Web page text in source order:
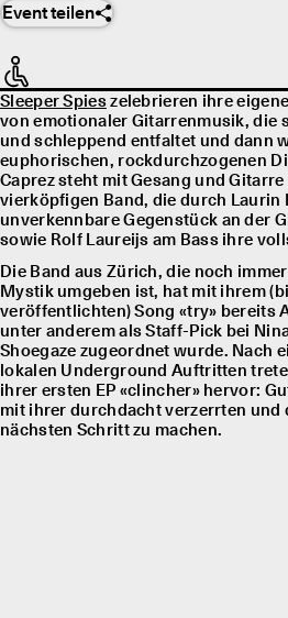
Event teilen
Sleeper Spieszelebrieren ihre
von emotionaler Gitarrenmusik, die
und schleppend entfaltet und dann
euphorischen, rockdurchzogenen
Caprez steht mit Gesang und
vierköpfigen Band, die durch Laurin
unverkennbare Gegenstück an der
sowie Rolf Laureĳs am Bass ihre
Die Band aus Zürich, die noch
Mystik umgeben ist, hat mit ihrem
veröffentlichten) Song «try» bereits
unter anderem als Staff-Pick bei
Shoegaze zugeordnet wurde. Nach
lokalen Underground Auftritten
ihrer ersten EP «clincher» hervor:
mit ihrer durchdacht verzerrten und
nächsten Schritt zu machen.